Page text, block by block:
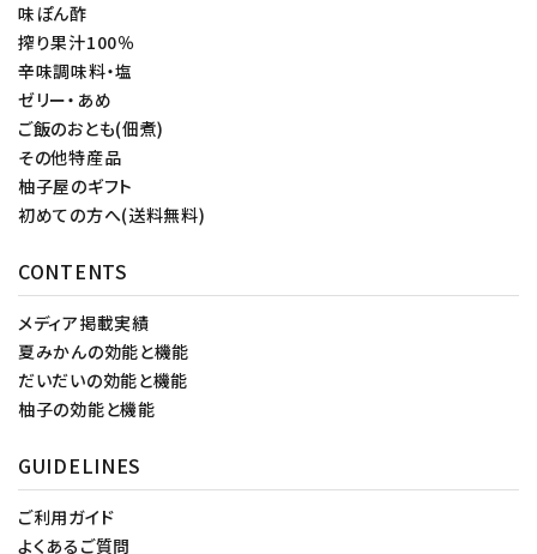
味ぽん酢
搾り果汁100％
辛味調味料・塩
ゼリー・あめ
ご飯のおとも(佃煮)
その他特産品
柚子屋のギフト
初めての方へ(送料無料)
CONTENTS
メディア掲載実績
夏みかんの効能と機能
だいだいの効能と機能
柚子の効能と機能
GUIDELINES
ご利用ガイド
よくあるご質問